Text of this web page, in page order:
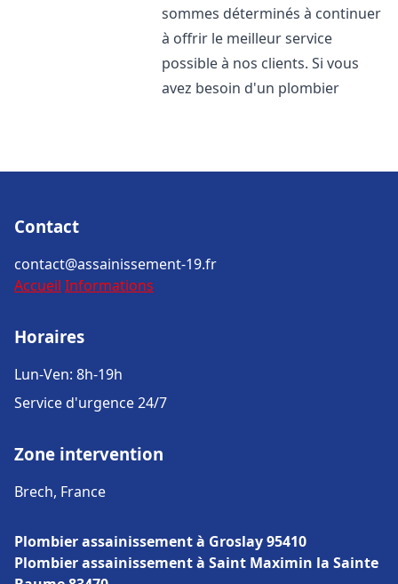
sommes déterminés à continuer
à offrir le meilleur service
possible à nos clients. Si vous
avez besoin d'un plombier
Contact
contact@assainissement-19.fr
Accueil Informations
Horaires
Lun-Ven: 8h-19h
Service d'urgence 24/7
Zone intervention
Brech, France
Plombier assainissement à Groslay 95410
Plombier assainissement à Saint Maximin la Sainte